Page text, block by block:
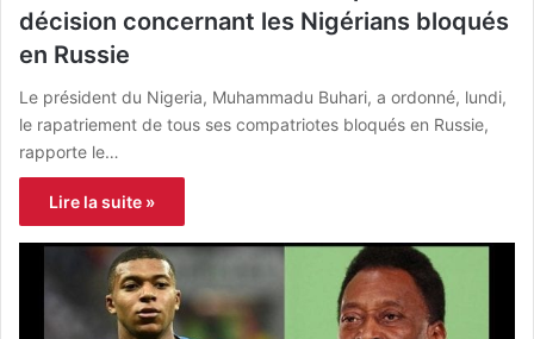
décision concernant les Nigérians bloqués
en Russie
Le président du Nigeria, Muhammadu Buhari, a ordonné, lundi,
le rapatriement de tous ses compatriotes bloqués en Russie,
rapporte le…
Lire la suite »